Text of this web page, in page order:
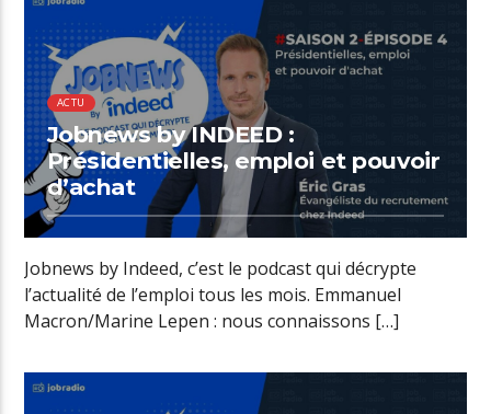
ACTU
Jobnews by INDEED :
Présidentielles, emploi et pouvoir
d’achat
Jobnews by Indeed, c’est le podcast qui décrypte
l’actualité de l’emploi tous les mois. Emmanuel
Macron/Marine Lepen : nous connaissons […]